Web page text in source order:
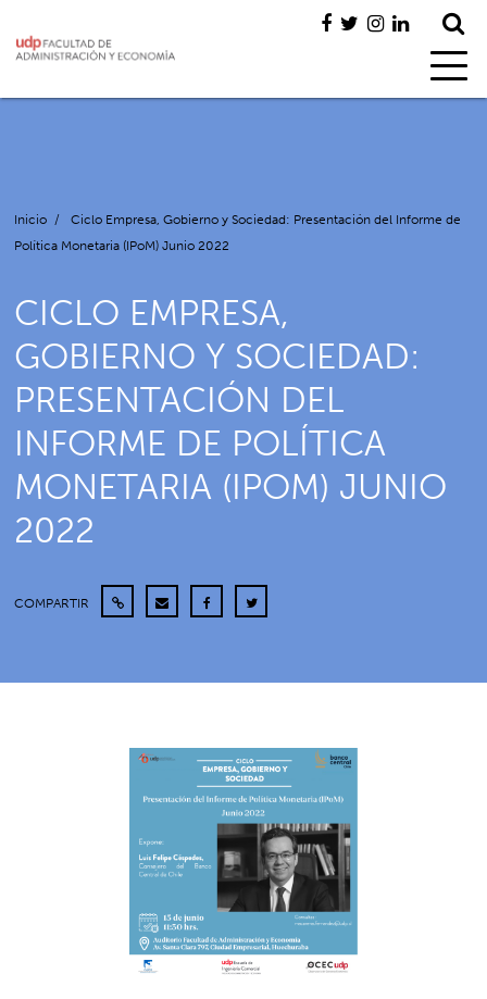
Inicio /
Ciclo Empresa, Gobierno y Sociedad: Presentación del Informe de
Política Monetaria (IPoM) Junio 2022
CICLO EMPRESA,
GOBIERNO Y SOCIEDAD:
PRESENTACIÓN DEL
INFORME DE POLÍTICA
MONETARIA (IPOM) JUNIO
2022
COMPARTIR